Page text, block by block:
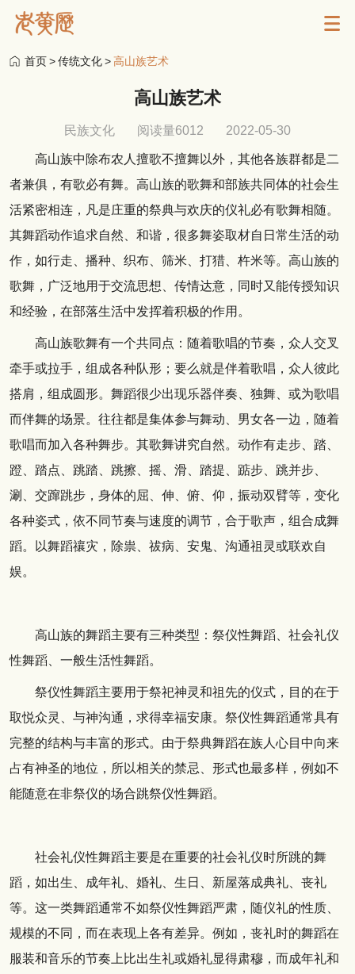
首页>传统文化>高山族艺术
高山族艺术
民族文化 阅读量6012 2022-05-30
高山族中除布农人擅歌不擅舞以外，其他各族群都是二
者兼俱，有歌必有舞。高山族的歌舞和部族共同体的社会生
活紧密相连，凡是庄重的祭典与欢庆的仪礼必有歌舞相随。
其舞蹈动作追求自然、和谐，很多舞姿取材自日常生活的动
作，如行走、播种、织布、筛米、打猎、杵米等。高山族的
歌舞，广泛地用于交流思想、传情达意，同时又能传授知识
和经验，在部落生活中发挥着积极的作用。
高山族歌舞有一个共同点：随着歌唱的节奏，众人交叉
牵手或拉手，组成各种队形；要么就是伴着歌唱，众人彼此
搭肩，组成圆形。舞蹈很少出现乐器伴奏、独舞、或为歌唱
而伴舞的场景。往往都是集体参与舞动、男女各一边，随着
歌唱而加入各种舞步。其歌舞讲究自然。动作有走步、踏、
蹬、踏点、跳踏、跳擦、摇、滑、踏提、踮步、跳并步、
涮、交蹿跳步，身体的屈、伸、俯、仰，振动双臂等，变化
各种姿式，依不同节奏与速度的调节，合于歌声，组合成舞
蹈。以舞蹈禳灾，除祟、祓病、安鬼、沟通祖灵或联欢自
娱。
高山族的舞蹈主要有三种类型：祭仪性舞蹈、社会礼仪
性舞蹈、一般生活性舞蹈。
祭仪性舞蹈主要用于祭祀神灵和祖先的仪式，目的在于
取悦众灵、与神沟通，求得幸福安康。祭仪性舞蹈通常具有
完整的结构与丰富的形式。由于祭典舞蹈在族人心目中向来
占有神圣的地位，所以相关的禁忌、形式也最多样，例如不
能随意在非祭仪的场合跳祭仪性舞蹈。
社会礼仪性舞蹈主要是在重要的社会礼仪时所跳的舞
蹈，如出生、成年礼、婚礼、生日、新屋落成典礼、丧礼
等。这一类舞蹈通常不如祭仪性舞蹈严肃，随仪礼的性质、
规模的不同，而在表现上各有差异。例如，丧礼时的舞蹈在
服装和音乐的节奏上比出生礼或婚礼显得肃穆，而成年礼和